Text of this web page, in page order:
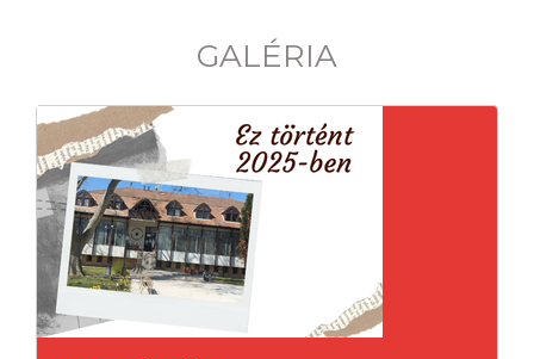
GALÉRIA